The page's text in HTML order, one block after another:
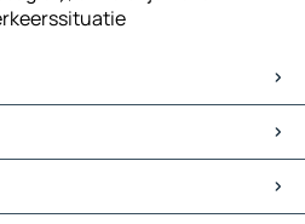
Odoorn